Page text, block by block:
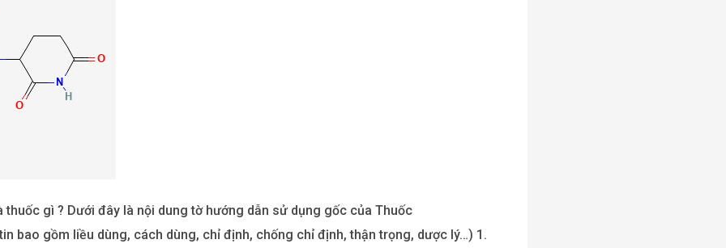
thuốc gì ? Dưới đây là nội dung tờ hướng dẫn sử dụng gốc của Thuốc
bao gồm liều dùng, cách dùng, chỉ định, chống chỉ định, thận trọng, dược lý…) 1.